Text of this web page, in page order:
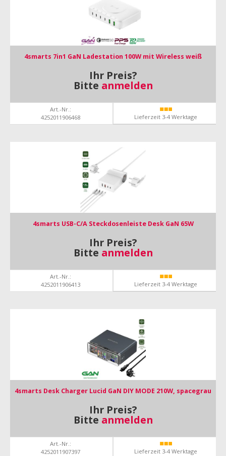
4smarts 7in1 GaN Ladestation 100W mit Wireless weiß
Ihr Preis?
Bitte anmelden
Art.-Nr.:
4252011906468
Lieferzeit 3-4 Werktage
4smarts USB-C/A Steckdosenleiste Desk GaN 65W
Ihr Preis?
Bitte anmelden
Art.-Nr.:
4252011906413
Lieferzeit 3-4 Werktage
4smarts Desk Charger Lucid GaN DIY MODE 210W, spacegrau
Ihr Preis?
Bitte anmelden
Art.-Nr.:
4252011907397
Lieferzeit 3-4 Werktage